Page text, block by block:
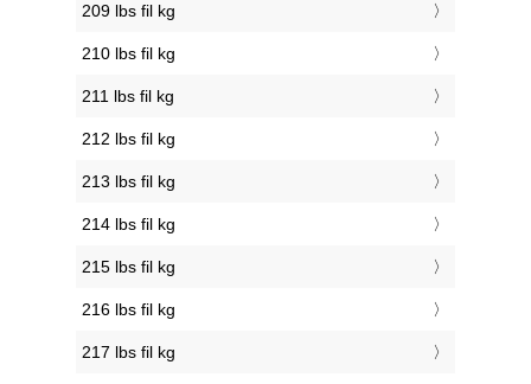
209 lbs fil kg
210 lbs fil kg
211 lbs fil kg
212 lbs fil kg
213 lbs fil kg
214 lbs fil kg
215 lbs fil kg
216 lbs fil kg
217 lbs fil kg